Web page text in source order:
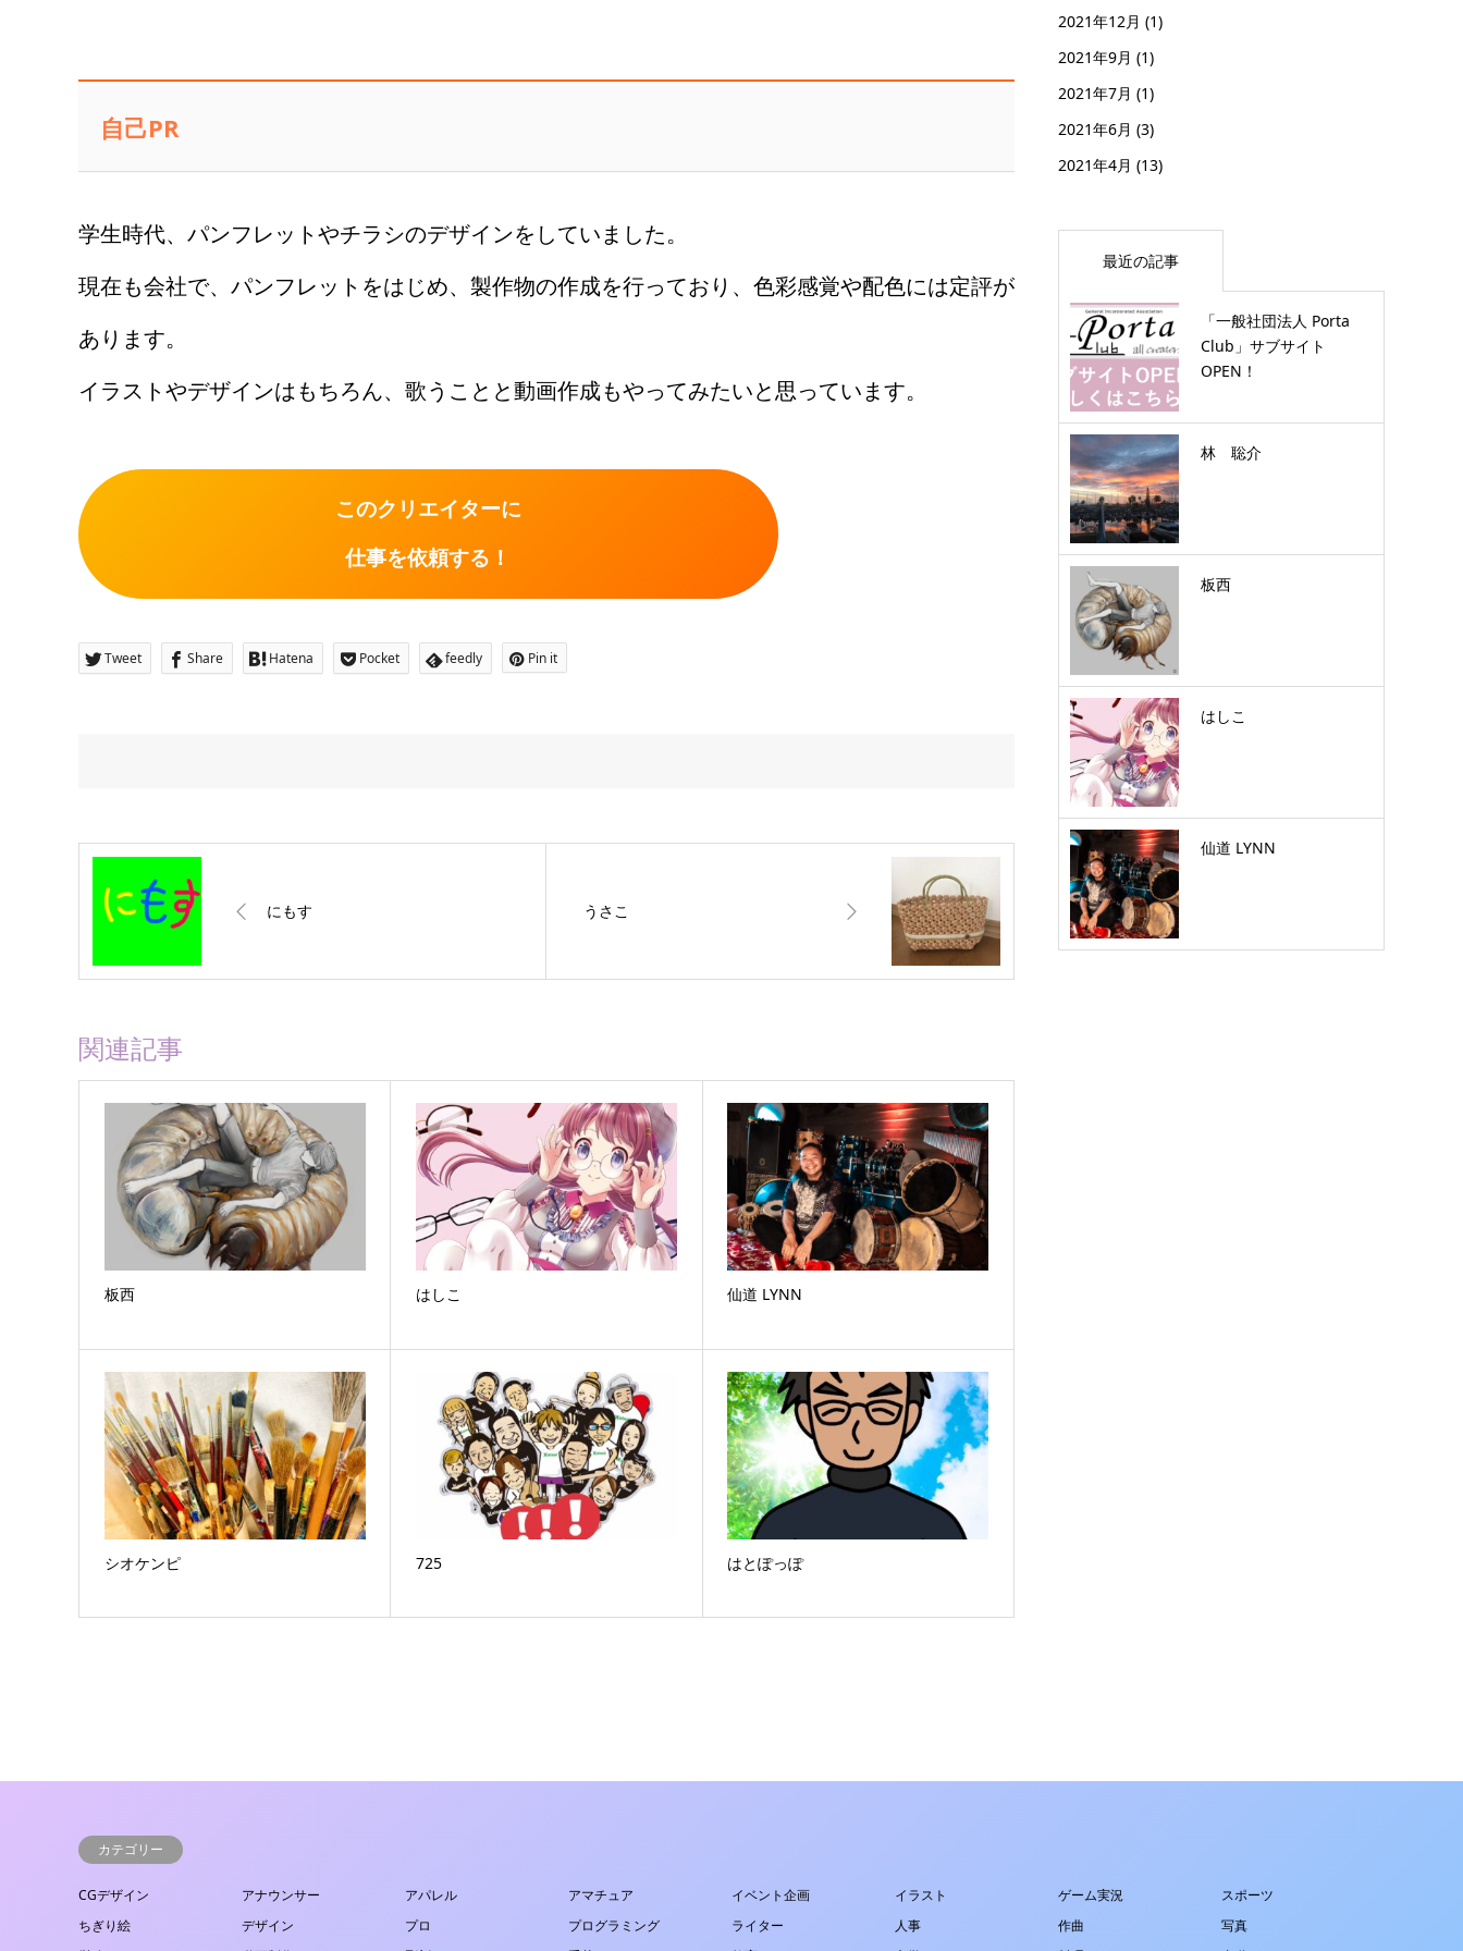
自己PR
学生時代、パンフレットやチラシのデザインをしていました。
現在も会社で、パンフレットをはじめ、製作物の作成を行っており、色彩感覚や配色には定評が
あります。
イラストやデザインはもちろん、歌うことと動画作成もやってみたいと思っています。
このクリエイターに
仕事を依頼する！
Tweet Share Hatena Pocket feedly Pin it
にもす うさこ
関連記事
板西 はしこ 仙道 LYNN
シオケンピ 725 はとぽっぽ
2021年12月 (1)
2021年9月 (1)
2021年7月 (1)
2021年6月 (3)
2021年4月 (13)
最近の記事
「一般社団法人 Porta
Club」サブサイト
OPEN！
林 聡介
板西
はしこ
仙道 LYNN
カテゴリー
CGデザイン アナウンサー アパレル アマチュア イベント企画 イラスト ゲーム実況
スポーツ
ちぎり絵
デザイン プロ プログラミング ライター 人事 作曲
写真